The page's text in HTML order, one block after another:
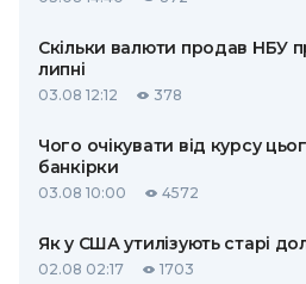
Скільки валюти продав НБУ
липні
03.08 12:12 378
Чого очікувати від курсу
банкірки
03.08 10:00 4572
Як у США утилізують старі
02.08 02:17 1703